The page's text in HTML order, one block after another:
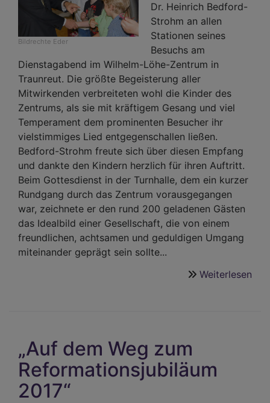
Bildrechte Eder
Dr. Heinrich Bedford-
Strohm an allen
Stationen seines
Besuchs am
Dienstagabend im Wilhelm-Löhe-Zentrum in
Traunreut. Die größte Begeisterung aller
Mitwirkenden verbreiteten wohl die Kinder des
Zentrums, als sie mit kräftigem Gesang und viel
Temperament dem prominenten Besucher ihr
vielstimmiges Lied entgegenschallen ließen.
Bedford-Strohm freute sich über diesen Empfang
und dankte den Kindern herzlich für ihren Auftritt.
Beim Gottesdienst in der Turnhalle, dem ein kurzer
Rundgang durch das Zentrum vorausgegangen
war, zeichnete er den rund 200 geladenen Gästen
das Idealbild einer Gesellschaft, die von einem
freundlichen, achtsamen und geduldigen Umgang
miteinander geprägt sein sollte...
Weiterlesen
„Auf dem Weg zum
Reformationsjubiläum
2017“